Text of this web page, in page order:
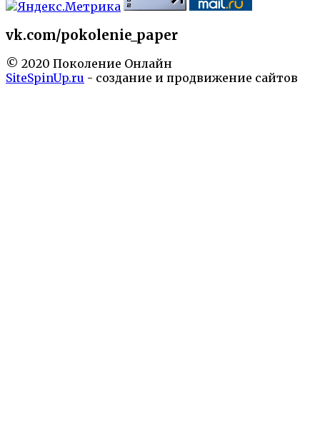
vk.com/pokolenie_paper
© 2020 Поколение Онлайн
SiteSpinUp.ru - создание и продвижение сайтов